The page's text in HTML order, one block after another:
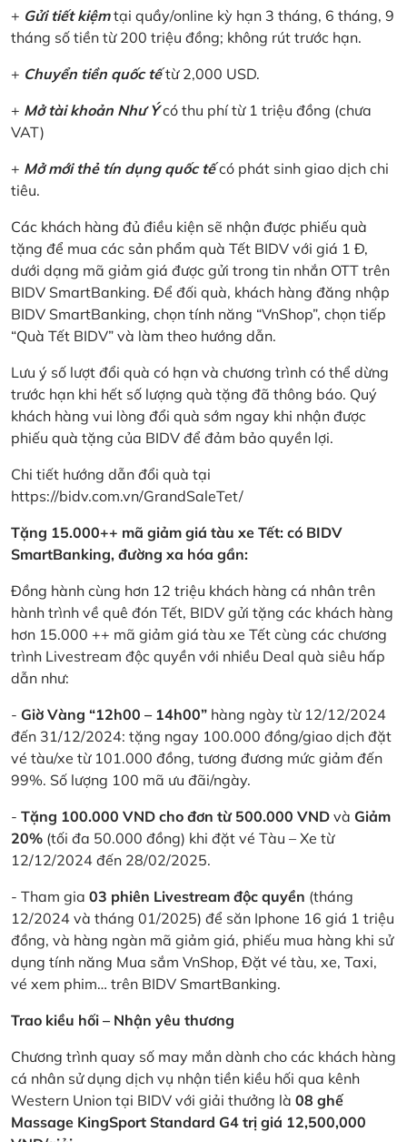
+ Gửi tiết kiệmtại quầy/online kỳ hạn 3 tháng, 6 tháng, 9
tháng số tiền từ 200 triệu đồng; không rút trước hạn.
+ Chuyển tiền quốc tếtừ 2,000 USD.
+ Mở tài khoản Như Ýcó thu phí từ 1 triệu đồng (chưa
VAT)
+ Mở mới thẻ tín dụng quốc tếcó phát sinh giao dịch chi
tiêu.
Các khách hàng đủ điều kiện sẽ nhận được phiếu quà
tặng để mua các sản phẩm quà Tết BIDV với giá 1 Đ,
dưới dạng mã giảm giá được gửi trong tin nhắn OTT trên
BIDV SmartBanking. Để đối quà, khách hàng đăng nhập
BIDV SmartBanking, chọn tính năng “VnShop”, chọn tiếp
“Quà Tết BIDV” và làm theo hướng dẫn.
Lưu ý số lượt đổi quà có hạn và chương trình có thể dừng
trước hạn khi hết số lượng quà tặng đã thông báo. Quý
khách hàng vui lòng đổi quà sớm ngay khi nhận được
phiếu quà tặng của BIDV để đảm bảo quyền lợi.
Chi tiết hướng dẫn đổi quà tại
https://bidv.com.vn/GrandSaleTet/
Tặng 15.000++ mã giảm giá tàu xe Tết: có BIDV
SmartBanking, đường xa hóa gần:
Đồng hành cùng hơn 12 triệu khách hàng cá nhân trên
hành trình về quê đón Tết, BIDV gửi tặng các khách hàng
hơn 15.000 ++ mã giảm giá tàu xe Tết cùng các chương
trình Livestream độc quyền với nhiều Deal quà siêu hấp
dẫn như:
- Giờ Vàng “12h00 – 14h00” hàng ngày từ 12/12/2024
đến 31/12/2024: tặng ngay 100.000 đồng/giao dịch đặt
vé tàu/xe từ 101.000 đồng, tương đương mức giảm đến
99%. Số lượng 100 mã ưu đãi/ngày.
- Tặng 100.000 VND cho đơn từ 500.000 VND và Giảm
20% (tối đa 50.000 đồng) khi đặt vé Tàu – Xe từ
12/12/2024 đến 28/02/2025.
- Tham gia 03 phiên Livestream độc quyền (tháng
12/2024 và tháng 01/2025) để săn Iphone 16 giá 1 triệu
đồng, và hàng ngàn mã giảm giá, phiếu mua hàng khi sử
dụng tính năng Mua sắm VnShop, Đặt vé tàu, xe, Taxi,
vé xem phim… trên BIDV SmartBanking.
Trao kiều hối – Nhận yêu thương
Chương trình quay số may mắn dành cho các khách hàng
cá nhân sử dụng dịch vụ nhận tiền kiều hối qua kênh
Western Union tại BIDV với giải thưởng là 08 ghế
Massage KingSport Standard G4 trị giá 12,500,000